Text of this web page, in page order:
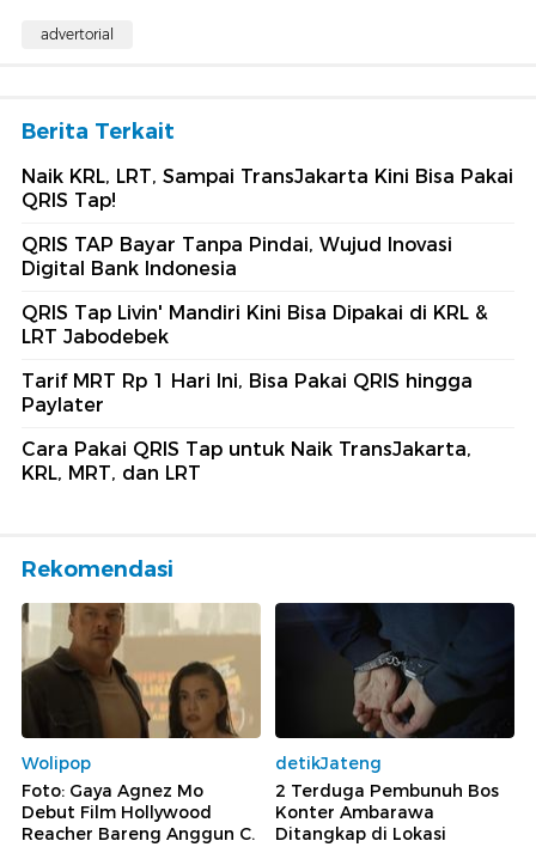
advertorial
Berita Terkait
Naik KRL, LRT, Sampai TransJakarta Kini Bisa Pakai
QRIS Tap!
QRIS TAP Bayar Tanpa Pindai, Wujud Inovasi
Digital Bank Indonesia
QRIS Tap Livin' Mandiri Kini Bisa Dipakai di KRL &
LRT Jabodebek
Tarif MRT Rp 1 Hari Ini, Bisa Pakai QRIS hingga
Paylater
Cara Pakai QRIS Tap untuk Naik TransJakarta,
KRL, MRT, dan LRT
Rekomendasi
Wolipop
Foto: Gaya Agnez Mo
Debut Film Hollywood
Reacher Bareng Anggun C.
detikJateng
2 Terduga Pembunuh Bos
Konter Ambarawa
Ditangkap di Lokasi